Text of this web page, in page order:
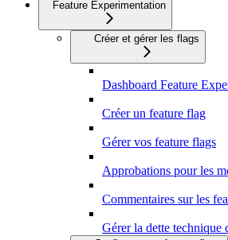
Feature Experimentation
Créer et gérer les flags
Dashboard Feature
Créer un feature flag
Gérer vos feature flags
Approbations pour les
Commentaires sur les
Gérer la dette technique